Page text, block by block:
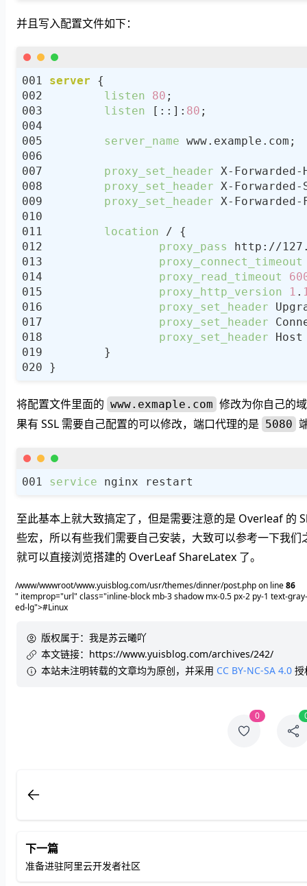
并且写入配置文件如下：
server
listen
80
listen [::]: 80
server_name
proxy_set_header
proxy_set_header
proxy_set_header
location
proxy_pass
proxy_connect_timeout
proxy_read_timeout
proxy_http_version
1 .
proxy_set_header
proxy_set_header
proxy_set_header
将配置文件里面的 www.exmaple.com 修改为你自己的
果有 SSL 需要自己配置的可以修改，端口代理的是 5080
service
至此基本上就大致搞定了，但是需要注意的是 Overleaf 的
些宏，所以有些我们需要自己安装，大致可以参考一下我
就可以直接浏览搭建的 OverLeaf ShareLatex 了。
/www/wwwroot/www.yuisblog.com/usr/themes/dinner/post.php on line86
" itemprop="url" class="inline-block mb-3 shadow mx-0.5 px-2 py-1 text-
ed-lg">#Linux
版权属于： 我是苏云曦吖
本文链接： https://www.yuisblog.com/archives/242/
本站未注明转载的文章均为原创，并采用 CC BY-NC-SA 4.0 授
0
下一篇
准备进驻阿里云开发者社区